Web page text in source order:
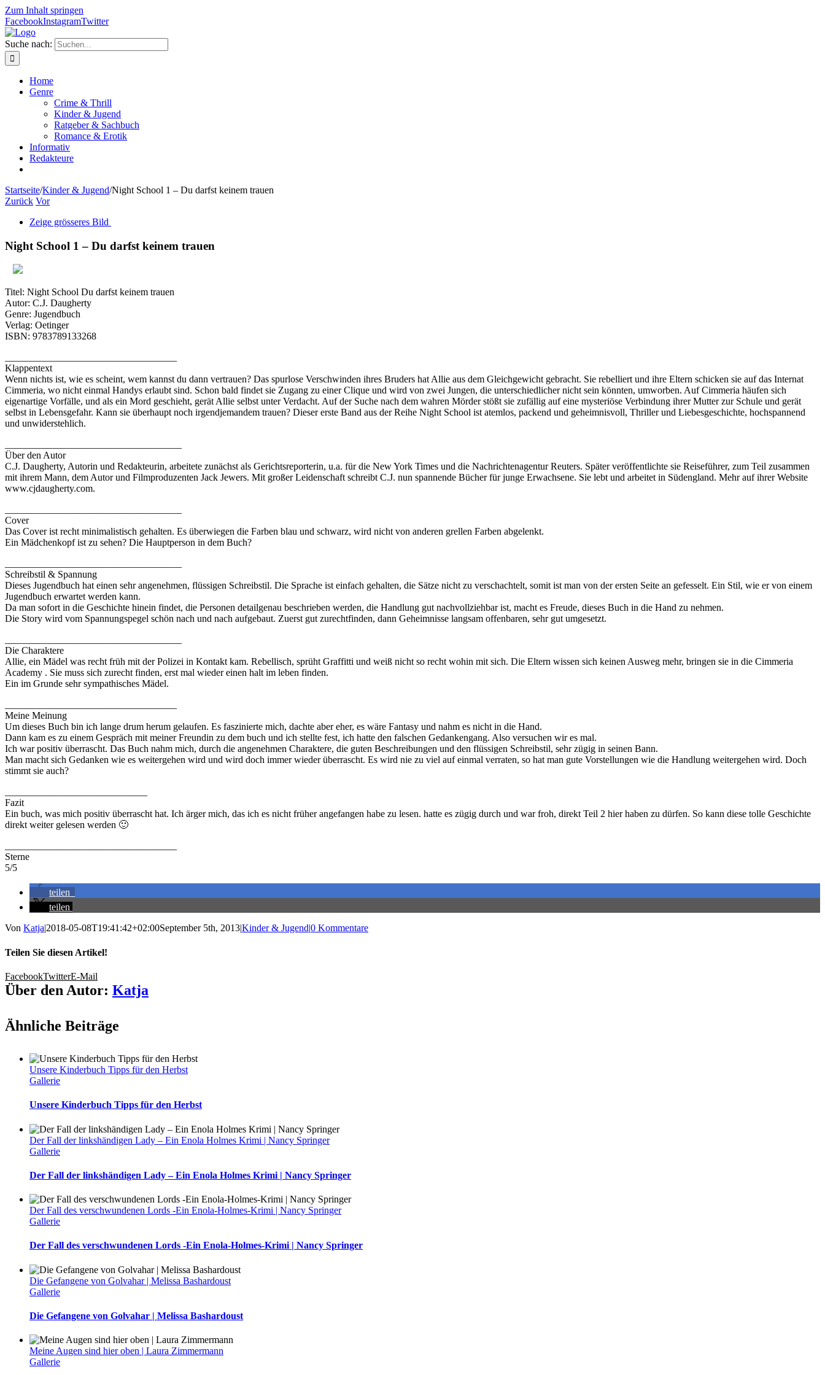
Zum Inhalt springen
FacebookInstagramTwitter
Suche nach:
Home
Genre
Crime & Thrill
Kinder & Jugend
Ratgeber & Sachbuch
Romance & Erotik
Informativ
Redakteure
Startseite/Kinder & Jugend/Night School 1 – Du darfst keinem trauen
Zurück Vor
Zeige grösseres Bild
Night School 1 – Du darfst keinem trauen
Titel: Night School Du darfst keinem trauen
Autor: C.J. Daugherty
Genre: Jugendbuch
Verlag: Oetinger
ISBN: 9783789133268
Klappentext
Wenn nichts ist, wie es scheint, wem kannst du dann vertrauen? Das spurlose Verschwinden ihres Bruders hat Allie aus dem Gleichgewicht gebracht. Sie rebelliert und ihre Eltern schicken sie auf das Internat
Cimmeria, wo nicht einmal Handys erlaubt sind. Schon bald findet sie Zugang zu einer Clique und wird von zwei Jungen, die unterschiedlicher nicht sein könnten, umworben. Auf Cimmeria häufen sich
eigenartige Vorfälle, und als ein Mord geschieht, gerät Allie selbst unter Verdacht. Auf der Suche nach dem wahren Mörder stößt sie zufällig auf eine mysteriöse Verbindung ihrer Mutter zur Schule und gerät
selbst in Lebensgefahr. Kann sie überhaupt noch irgendjemandem trauen? Dieser erste Band aus der Reihe Night School ist atemlos, packend und geheimnisvoll, Thriller und Liebesgeschichte, hochspannend
und unwiderstehlich.
Über den Autor
C.J. Daugherty, Autorin und Redakteurin, arbeitete zunächst als Gerichtsreporterin, u.a. für die New York Times und die Nachrichtenagentur Reuters. Später veröffentlichte sie Reiseführer, zum Teil zusammen
mit ihrem Mann, dem Autor und Filmproduzenten Jack Jewers. Mit großer Leidenschaft schreibt C.J. nun spannende Bücher für junge Erwachsene. Sie lebt und arbeitet in Südengland. Mehr auf ihrer Website
www.cjdaugherty.com.
Cover
Das Cover ist recht minimalistisch gehalten. Es überwiegen die Farben blau und schwarz, wird nicht von anderen grellen Farben abgelenkt.
Ein Mädchenkopf ist zu sehen? Die Hauptperson in dem Buch?
Schreibstil & Spannung
Dieses Jugendbuch hat einen sehr angenehmen, flüssigen Schreibstil. Die Sprache ist einfach gehalten, die Sätze nicht zu verschachtelt, somit ist man von der ersten Seite an gefesselt. Ein Stil, wie er von einem
Jugendbuch erwartet werden kann.
Da man sofort in die Geschichte hinein findet, die Personen detailgenau beschrieben werden, die Handlung gut nachvollziehbar ist, macht es Freude, dieses Buch in die Hand zu nehmen.
Die Story wird vom Spannungspegel schön nach und nach aufgebaut. Zuerst gut zurechtfinden, dann Geheimnisse langsam offenbaren, sehr gut umgesetzt.
Die Charaktere
Allie, ein Mädel was recht früh mit der Polizei in Kontakt kam. Rebellisch, sprüht Graffitti und weiß nicht so recht wohin mit sich. Die Eltern wissen sich keinen Ausweg mehr, bringen sie in die Cimmeria
Academy . Sie muss sich zurecht finden, erst mal wieder einen halt im leben finden.
Ein im Grunde sehr sympathisches Mädel.
Meine Meinung
Um dieses Buch bin ich lange drum herum gelaufen. Es faszinierte mich, dachte aber eher, es wäre Fantasy und nahm es nicht in die Hand.
Dann kam es zu einem Gespräch mit meiner Freundin zu dem buch und ich stellte fest, ich hatte den falschen Gedankengang. Also versuchen wir es mal.
Ich war positiv überrascht. Das Buch nahm mich, durch die angenehmen Charaktere, die guten Beschreibungen und den flüssigen Schreibstil, sehr zügig in seinen Bann.
Man macht sich Gedanken wie es weitergehen wird und wird doch immer wieder überrascht. Es wird nie zu viel auf einmal verraten, so hat man gute Vorstellungen wie die Handlung weitergehen wird. Doch
stimmt sie auch?
Fazit
Ein buch, was mich positiv überrascht hat. Ich ärger mich, das ich es nicht früher angefangen habe zu lesen. hatte es zügig durch und war froh, direkt Teil 2 hier haben zu dürfen. So kann diese tolle Geschichte
direkt weiter gelesen werden 🙂
Sterne
5/5
teilen
teilen
Von Katja|2018-05-08T19:41:42+02:00September 5th, 2013|Kinder & Jugend|0 Kommentare
Teilen Sie diesen Artikel!
FacebookTwitterE-Mail
Über den Autor: Katja
Ähnliche Beiträge
Unsere Kinderbuch Tipps für den Herbst
Gallerie
Unsere Kinderbuch Tipps für den Herbst
Der Fall der linkshändigen Lady – Ein Enola Holmes Krimi | Nancy Springer
Gallerie
Der Fall der linkshändigen Lady – Ein Enola Holmes Krimi | Nancy Springer
Der Fall des verschwundenen Lords -Ein Enola-Holmes-Krimi | Nancy Springer
Gallerie
Der Fall des verschwundenen Lords -Ein Enola-Holmes-Krimi | Nancy Springer
Die Gefangene von Golvahar | Melissa Bashardoust
Gallerie
Die Gefangene von Golvahar | Melissa Bashardoust
Meine Augen sind hier oben | Laura Zimmermann
Gallerie